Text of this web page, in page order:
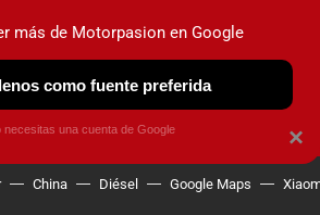
ELÉCTRICOS OBSERVATORIO
China Diésel Google Maps
×
más de Motorpasion en Google
como fuente preferida
necesitas una cuenta de Google